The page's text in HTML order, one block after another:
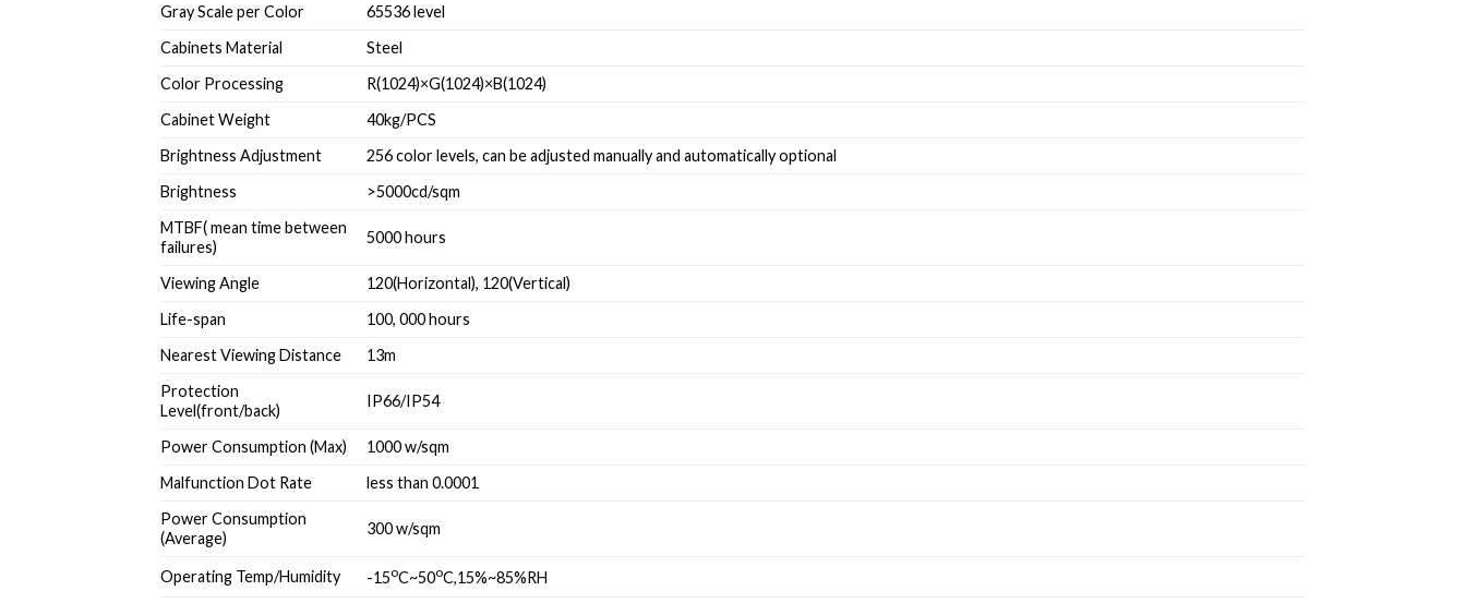
Gray Scale per Color
65536 level
Cabinets Material
Steel
Color Processing
R(1024)×G(1024)×B(1024)
Cabinet Weight
40kg/PCS
Brightness Adjustment
256 color levels, can be adjusted manually and automatically optional
Brightness
>5000cd/sqm
MTBF( mean time between
failures)
5000 hours
Viewing Angle
120(Horizontal), 120(Vertical)
Life-span
100, 000 hours
Nearest Viewing Distance
13m
Protection
Level(front/back)
IP66/IP54
Power Consumption (Max)
1000 w/sqm
Malfunction Dot Rate
less than 0.0001
Power Consumption
(Average)
300 w/sqm
Operating Temp/Humidity -15oC~50oC,15%~85%RH